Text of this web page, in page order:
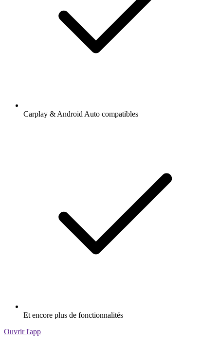
Carplay & Android Auto compatibles
Et encore plus de fonctionnalités
Ouvrir l'app